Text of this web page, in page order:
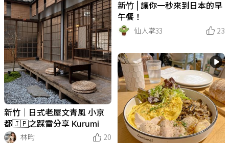
新竹 | 讓你一秒來到日本的早
午餐！
仙人掌33
23
新竹｜日式老屋文青風 小京
都🇯🇵之踩雷分享 Kurumi
林昀
20